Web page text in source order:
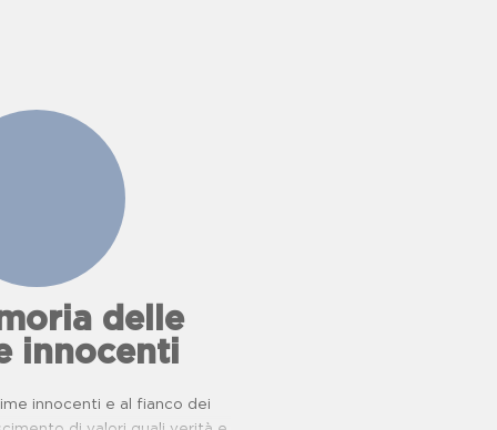
delle
innocenti
innocenti e al fianco dei